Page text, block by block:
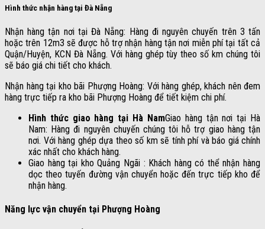
Hình thức nhận hàng tại Đà Nẵng
Nhận hàng tận nơi tại Đà Nẵng: Hàng đi nguyên chuyến trên 3 tấn
hoặc trên 12m3 sẽ được hỗ trợ nhận hàng tận nơi miễn phí tại tất cả
Quận/Huyện, KCN Đà Nẵng. Với hàng ghép tùy theo số km chúng tôi
sẽ báo giá chi tiết cho khách.
Nhận hàng tại kho bãi Phượng Hoàng: Với hàng ghép, khách nên đem
hàng trực tiếp ra kho bãi Phượng Hoàng để tiết kiệm chi phí.
Hình thức giao hàng tại Hà NamGiao hàng tận nơi tại Hà
Nam: Hàng đi nguyên chuyến chúng tôi hỗ trợ giao hàng tận
nơi. Với hàng ghép dựa theo số km sẽ tính phí và báo giá chính
xác nhất cho khách hàng.
Giao hàng tại kho Quảng Ngãi : Khách hàng có thể nhận hàng
dọc theo tuyến đường vận chuyển hoặc đến trực tiếp kho để
nhận hàng.
Năng lực vận chuyển tại Phượng Hoàng